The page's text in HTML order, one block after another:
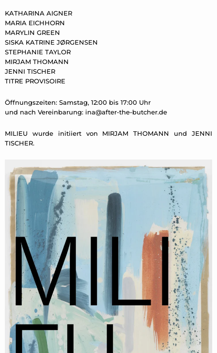
KATHARINA AIGNER
MARIA EICHHORN
MARYLIN GREEN
SISKA KATRINE JØRGENSEN
STEPHANIE TAYLOR
MIRJAM THOMANN
JENNI TISCHER
TITRE PROVISOIRE
Öffnungszeiten: Samstag, 12:00 bis 17:00 Uhr
und nach Vereinbarung: ina@after-the-butcher.de
MILIEU wurde initiiert von MIRJAM THOMANN und JENNI
TISCHER.